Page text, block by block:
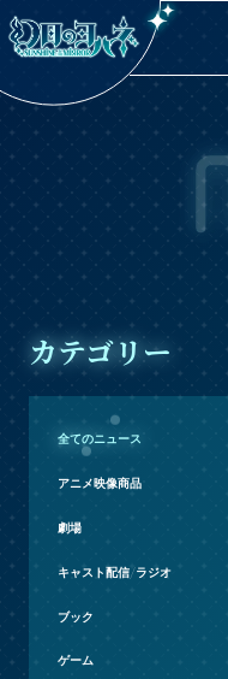
カテゴリー
全てのニュース
アニメ映像商品
劇場
キャスト配信/ラジオ
ブック
ゲーム